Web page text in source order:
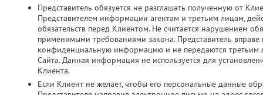
Представитель обязуется не разглашать полученную от
Представителем информации агентам и третьим лицам,
обязательств перед Клиентом. Не считается нарушением
применимыми требованиями закона. Представитель вправе
конфиденциальную информацию и не передаются третьим
Сайта. Данная информация не используется для
Клиента.
Если Клиент не желает, чтобы его персональные данные